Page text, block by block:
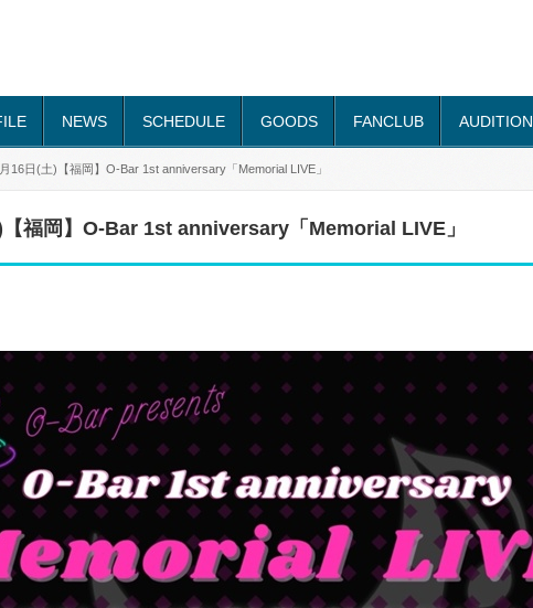
NEWS SCHEDULE GOODS FANCLUB AUDITION
16日(土)【福岡】O-Bar 1st anniversary「Memorial LIVE」
【福岡】O-Bar 1st anniversary「Memorial LIVE」